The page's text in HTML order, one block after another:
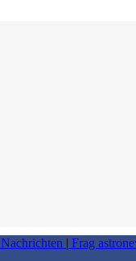
Nachrichten | Frag